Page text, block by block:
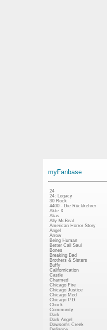
myFanbase
24
24: Legacy
30 Rock
4400 - Die Rückkehrer
Akte X
Alias
Ally McBeal
American Horror Story
Angel
Arrow
Being Human
Better Call Saul
Bones
Breaking Bad
Brothers & Sisters
Buffy
Californication
Castle
Charmed
Chicago Fire
Chicago Justice
Chicago Med
Chicago P.D.
Chuck
Community
Dark
Dark Angel
Dawson's Creek